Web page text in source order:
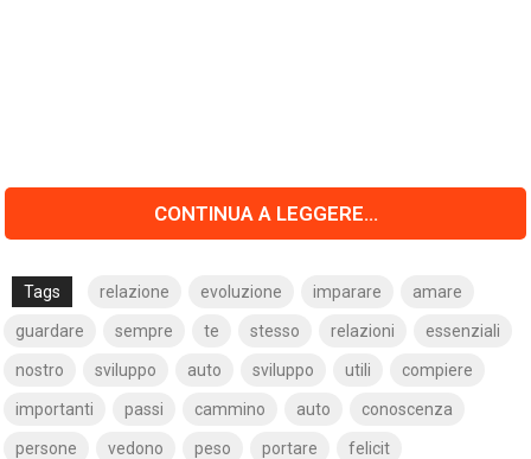
CONTINUA A LEGGERE...
Tags relazione evoluzione imparare amare
guardare sempre te stesso relazioni essenziali
nostro sviluppo auto sviluppo utili compiere
importanti passi cammino auto conoscenza
persone vedono peso portare felicit